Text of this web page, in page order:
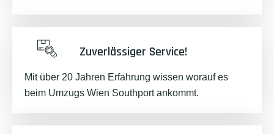
Zuverlässiger Service!
Mit über 20 Jahren Erfahrung wissen worauf es
beim Umzugs Wien Southport ankommt.